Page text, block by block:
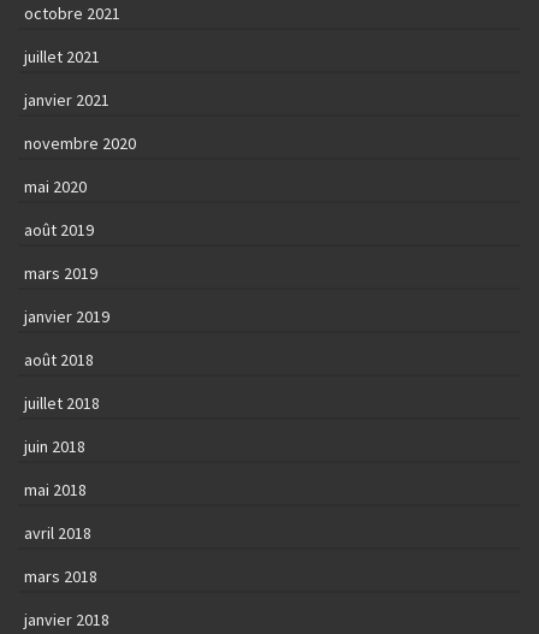
octobre 2021
juillet 2021
janvier 2021
novembre 2020
mai 2020
août 2019
mars 2019
janvier 2019
août 2018
juillet 2018
juin 2018
mai 2018
avril 2018
mars 2018
janvier 2018